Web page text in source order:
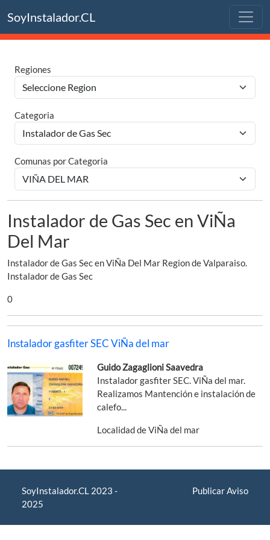
SoyInstalador.CL
Regiones
Categoria
Comunas por Categoria
Instalador de Gas Sec en ViÑa
Del Mar
Instalador de Gas Sec en ViÑa Del Mar Region de Valparaiso.
Instalador de Gas Sec
0
Instalador gasfiter SEC ViÑa del mar
Guido Zagaglioni Saavedra
Instalador gasfiter SEC. ViÑa del mar.
Realizamos Mantención e instalación de
calefo...
Localidad de ViÑa del mar
SoyInstalador.CL 2023 -
2025
Publicar Aviso